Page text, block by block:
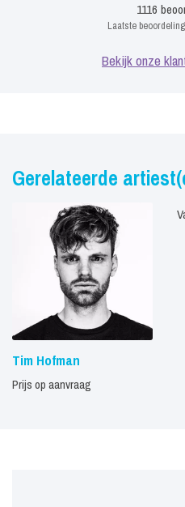
1116
Laatste
Bekijk onze
Gerelateerde
Tim Hofman
Prijs op aanvraag